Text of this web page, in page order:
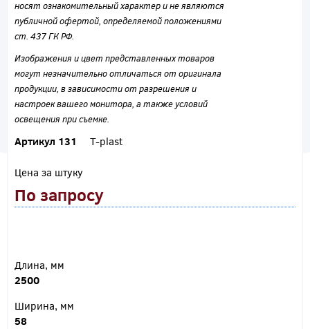
носят ознакомительный характер и не являются
публичной офертой, определяемой положениями
ст. 437 ГК РФ.
Изображения и цвет представленных товаров
могут незначительно отличаться от оригинала
продукции, в зависимости от разрешения и
настроек вашего монитора, а также условий
освещения при съемке.
Артикул 131 T-plast
Цена за штуку
По запросу
Длина, мм
2500
Ширина, мм
58